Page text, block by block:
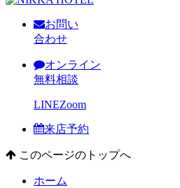
お問い
合わせ
オンライン
無料相談
LINEZoom
来店予約
このページのトップへ
ホーム